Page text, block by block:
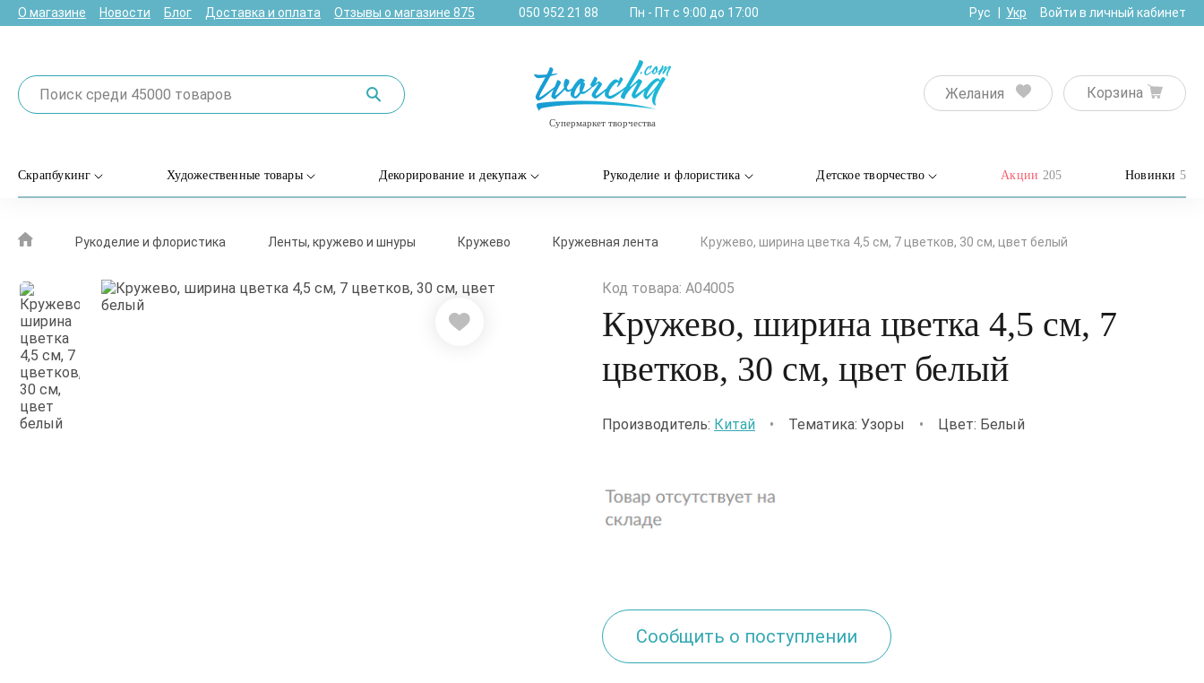
О магазине Новости Блог Доставка и оплата Отзывы о магазине 875 050 952 21 88 Пн - Пт с 9:00 до 17:00 Рус Укр Войти в личный кабинет
Супермаркет творчества
Желания Корзина
Скрапбукинг Художественные товары Декорирование и декупаж Рукоделие и флористика Детское творчество Акции 205 Новинки 5
Рукоделие и флористика Ленты, кружево и шнуры Кружево Кружевная лента Кружево, ширина цветка 4,5 см, 7 цветков, 30 см, цвет белый
Код товара: A04005
Кружево, ширина цветка 4,5 см, 7
цветков, 30 см, цвет белый
Производитель: Китай • Тематика: Узоры • Цвет: Белый
Сообщить о поступлении